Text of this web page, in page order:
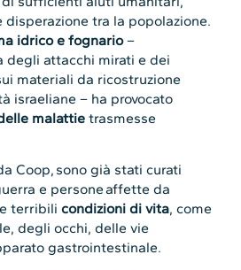
tra la popolazione.
idrico e fognario–
degli attacchi mirati e dei
materiali da ricostruzione
israeliane – ha provocato
malattie trasmesse
Coop, sono già stati curati
e persone affette da
terribilicondizioni di vita, come
degli occhi, delle vie
gastrointestinale.